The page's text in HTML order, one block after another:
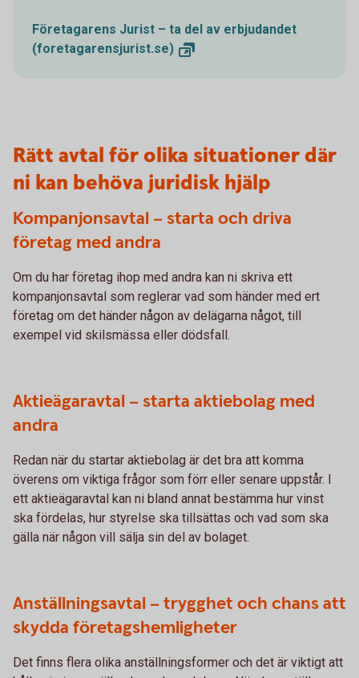
Företagarens Jurist – ta del av erbjudandet
(foretagarensjurist.se)
Rätt avtal för olika situationer där
ni kan behöva juridisk hjälp
Kompanjonsavtal – starta och driva
företag med andra
Om du har företag ihop med andra kan ni skriva ett
kompanjonsavtal som reglerar vad som händer med ert
företag om det händer någon av delägarna något, till
exempel vid skilsmässa eller dödsfall.
Aktieägaravtal – starta aktiebolag med
andra
Redan när du startar aktiebolag är det bra att komma
överens om viktiga frågor som förr eller senare uppstår. I
ett aktieägaravtal kan ni bland annat bestämma hur vinst
ska fördelas, hur styrelse ska tillsättas och vad som ska
gälla när någon vill sälja sin del av bolaget.
Anställningsavtal – trygghet och chans att
skydda företagshemligheter
Det finns flera olika anställningsformer och det är viktigt att